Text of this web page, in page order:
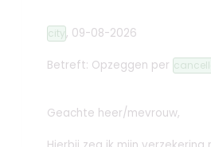
city, 09-08-2026
Betreft: Opzeggen per
Geachte heer/mevrouw,